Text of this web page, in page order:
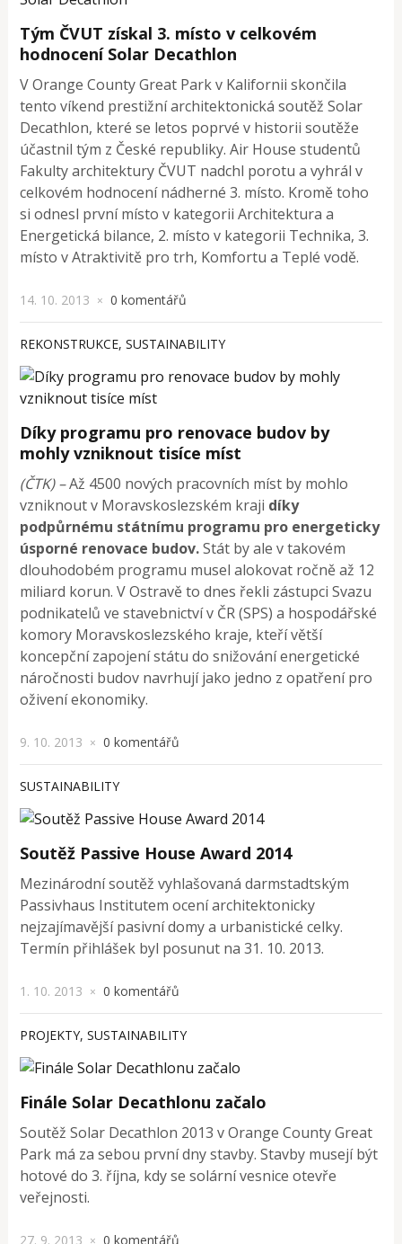
Tým ČVUT získal 3. místo v celkovém
hodnocení Solar Decathlon
V Orange County Great Park v Kalifornii skončila
tento víkend prestižní architektonická soutěž Solar
Decathlon, které se letos poprvé v historii soutěže
účastnil tým z České republiky. Air House studentů
Fakulty architektury ČVUT nadchl porotu a vyhrál v
celkovém hodnocení nádherné 3. místo. Kromě toho
si odnesl první místo v kategorii Architektura a
Energetická bilance, 2. místo v kategorii Technika, 3.
místo v Atraktivitě pro trh, Komfortu a Teplé vodě.
14. 10. 2013 × 0 komentářů
REKONSTRUKCE,SUSTAINABILITY
Díky programu pro renovace budov by
mohly vzniknout tisíce míst
(ČTK) –Až 4500 nových pracovních míst by mohlo
vzniknout v Moravskoslezském kraji díky
podpůrnému státnímu programu pro energeticky
úsporné renovace budov.Stát by ale v takovém
dlouhodobém programu musel alokovat ročně až 12
miliard korun. V Ostravě to dnes řekli zástupci Svazu
podnikatelů ve stavebnictví v ČR (SPS) a hospodářské
komory Moravskoslezského kraje, kteří větší
koncepční zapojení státu do snižování energetické
náročnosti budov navrhují jako jedno z opatření pro
oživení ekonomiky.
9. 10. 2013 × 0 komentářů
SUSTAINABILITY
Soutěž Passive House Award 2014
Mezinárodní soutěž vyhlašovaná darmstadtským
Passivhaus Institutem ocení architektonicky
nejzajímavější pasivní domy a urbanistické celky.
Termín přihlášek byl posunut na 31. 10. 2013.
1. 10. 2013 × 0 komentářů
PROJEKTY,SUSTAINABILITY
Finále Solar Decathlonu začalo
Soutěž Solar Decathlon 2013 v Orange County Great
Park má za sebou první dny stavby. Stavby musejí být
hotové do 3. října, kdy se solární vesnice otevře
veřejnosti.
27. 9. 2013 × 0 komentářů